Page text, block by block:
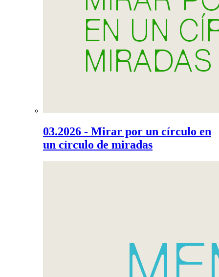
03.2026 - Mirar por un círculo en
un círculo de miradas